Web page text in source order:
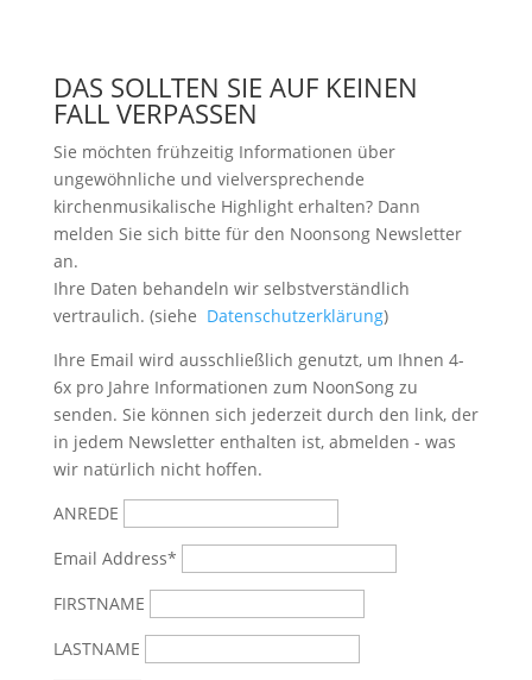
DAS SOLLTEN SIE AUF KEINEN
FALL VERPASSEN
Sie möchten frühzeitig Informationen über
ungewöhnliche und vielversprechende
kirchenmusikalische Highlight erhalten? Dann
melden Sie sich bitte für den Noonsong Newsletter
an.
Ihre Daten behandeln wir selbstverständlich
vertraulich. (siehe Datenschutzerklärung)
Ihre Email wird ausschließlich genutzt, um Ihnen 4-
6x pro Jahre Informationen zum NoonSong zu
senden. Sie können sich jederzeit durch den link, der
in jedem Newsletter enthalten ist, abmelden - was
wir natürlich nicht hoffen.
ANREDE
Email Address*
FIRSTNAME
LASTNAME